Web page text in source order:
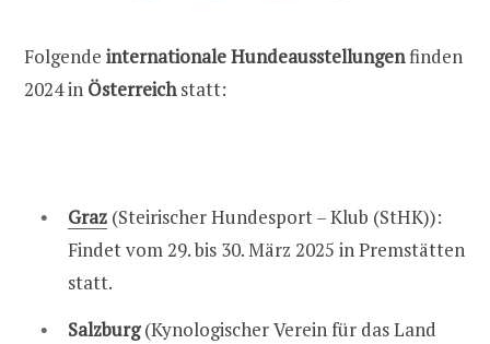
Folgende internationale Hundeausstellungenfinden
2024 in Österreichstatt:
Graz (Steirischer Hundesport – Klub (StHK)):
Findet vom 29. bis 30. März 2025 in Premstätten
statt.
Salzburg(Kynologischer Verein für das Land